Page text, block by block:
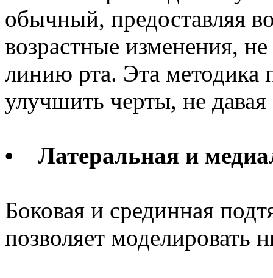
обычный, предоставляя
возрастные изменения,
линию рта. Эта методика
улучшить черты, не
• Латеральная и
Боковая и срединная
позволяет